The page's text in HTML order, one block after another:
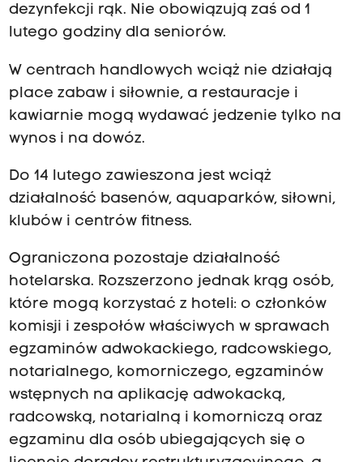
dezynfekcji rąk. Nie obowiązują zaś od 1
lutego godziny dla seniorów.
W centrach handlowych wciąż nie działają
place zabaw i siłownie, a restauracje i
kawiarnie mogą wydawać jedzenie tylko na
wynos i na dowóz.
Do 14 lutego zawieszona jest wciąż
działalność basenów, aquaparków, siłowni,
klubów i centrów fitness.
Ograniczona pozostaje działalność
hotelarska. Rozszerzono jednak krąg osób,
które mogą korzystać z hoteli: o członków
komisji i zespołów właściwych w sprawach
egzaminów adwokackiego, radcowskiego,
notarialnego, komorniczego, egzaminów
wstępnych na aplikację adwokacką,
radcowską, notarialną i komorniczą oraz
egzaminu dla osób ubiegających się o